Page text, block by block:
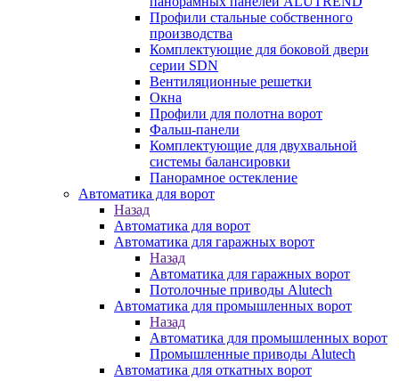
Профили стальные собственного
производства
Комплектующие для боковой двери
серии SDN
Вентиляционные решетки
Окна
Профили для полотна ворот
Фальш-панели
Комплектующие для двухвальной
системы балансировки
Панорамное остекление
Автоматика для ворот
Назад
Автоматика для ворот
Автоматика для гаражных ворот
Назад
Автоматика для гаражных ворот
Потолочные приводы Alutech
Автоматика для промышленных ворот
Назад
Автоматика для промышленных ворот
Промышленные приводы Alutech
Автоматика для откатных ворот